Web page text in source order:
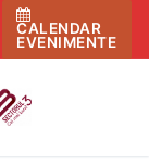
CALENDAR
EVENIMENTE